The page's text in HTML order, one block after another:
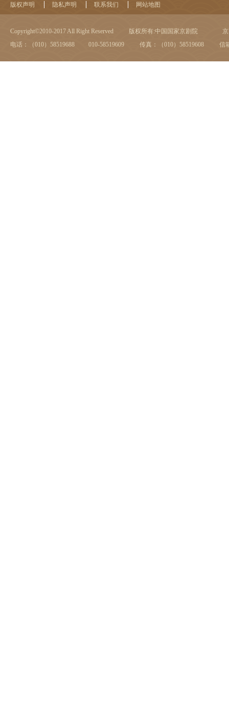
版权声明 隐私声明 联系我们 网站地图
Copyright©2010-2017 All Right Reserved 版权所有:中国国家京剧院
电话：（010）58519688 010-58519609
传真：（010）58519608 信